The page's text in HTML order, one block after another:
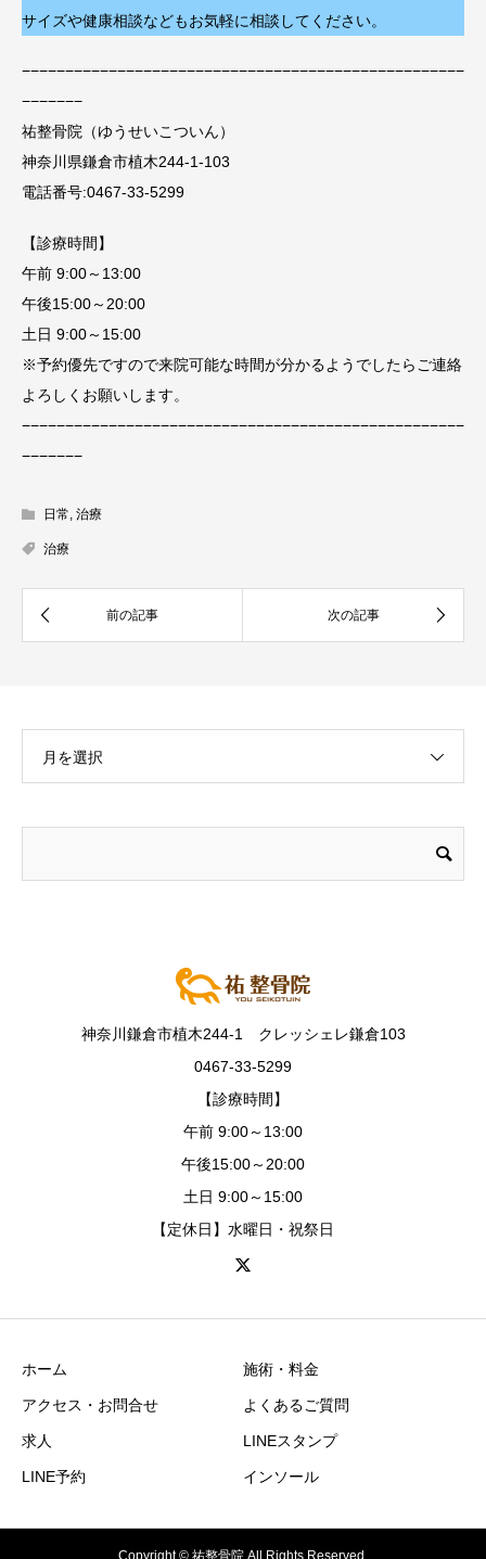
サイズや健康相談などもお気軽に相談してください。
−−−−−−−−−−−−−−−−−−−−−−−−−−−−−−−−−−−−−−−−−−−−−−−−−−−
−−−−−−−
祐整骨院（ゆうせいこついん）
神奈川県鎌倉市植木244-1-103
電話番号:0467-33-5299
【診療時間】
午前 9:00～13:00
午後15:00～20:00
土日 9:00～15:00
※予約優先ですので来院可能な時間が分かるようでしたらご連絡
よろしくお願いします。
−−−−−−−−−−−−−−−−−−−−−−−−−−−−−−−−−−−−−−−−−−−−−−−−−−−
−−−−−−−
日常, 治療
治療
月を選択
神奈川鎌倉市植木244-1 クレッシェレ鎌倉103
0467-33-5299
【診療時間】
午前 9:00～13:00
午後15:00～20:00
土日 9:00～15:00
【定休日】水曜日・祝祭日
ホーム 施術・料金
アクセス・お問合せ よくあるご質問
求人 LINEスタンプ
LINE予約 インソール